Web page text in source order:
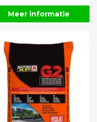
Meer informatie